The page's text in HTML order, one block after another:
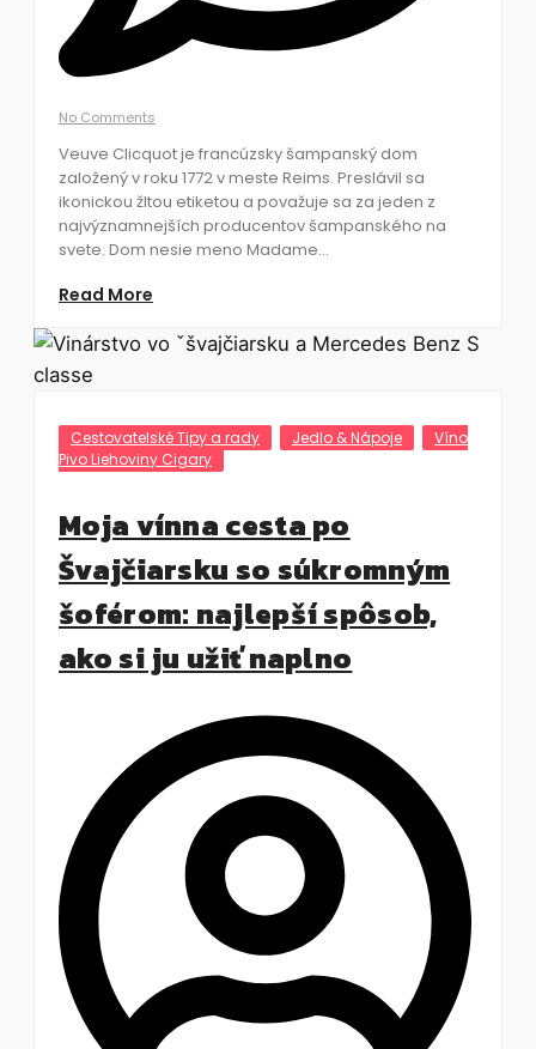
No Comments
Veuve Clicquot je francúzsky šampanský dom
založený v roku 1772 v meste Reims. Preslávil sa
ikonickou žltou etiketou a považuje sa za jeden z
najvýznamnejších producentov šampanského na
svete. Dom nesie meno Madame...
Read More
Cestovatelské Tipy a rady Jedlo & Nápoje
Víno
Pivo Liehoviny Cigary
Moja vínna cesta po
Švajčiarsku so súkromným
šoférom: najlepší spôsob,
ako si ju užiť naplno